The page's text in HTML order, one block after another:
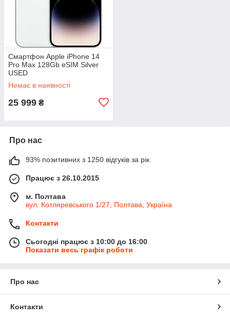
Смартфон Apple iPhone 14
Pro Max 128Gb eSIM Silver
USED
Немає в наявності
25 999 ₴
Про нас
93% позитивних з 1250 відгуків за рік
Працює з 26.10.2015
м. Полтава
вул. Котляревського 1/27, Полтава, Україна
Контакти
Сьогодні працює з 10:00 до 16:00
Показати весь графік роботи
Про нас
Контакти